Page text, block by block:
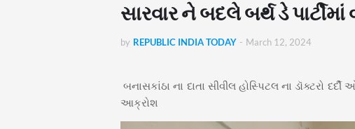
સારવાર ને બદલે બર્થ ડે
by REPUBLIC INDIA TODAY - March 12, 2024
બનાસકાંઠા ના દાતા સીવીલ હોસ્પિટલ ના ડૉક્ટરો
આક્રોશ